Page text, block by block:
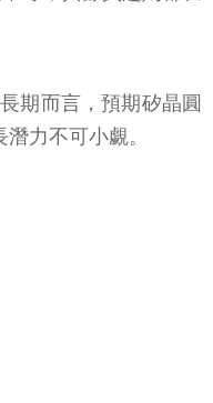
期而言，預期矽晶圓
力不可小覷。